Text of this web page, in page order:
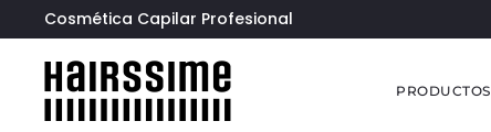
Cosmética Capilar Profesional
PRODUCTOS